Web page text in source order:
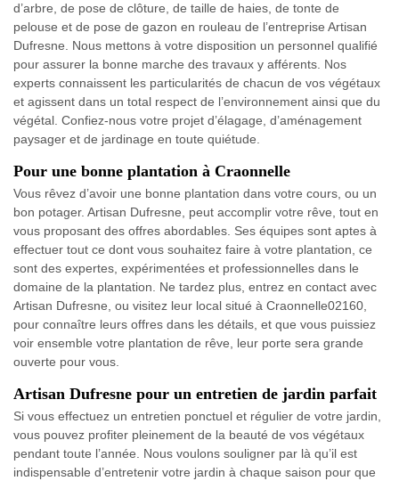
d’arbre, de pose de clôture, de taille de haies, de tonte de
pelouse et de pose de gazon en rouleau de l’entreprise Artisan
Dufresne. Nous mettons à votre disposition un personnel qualifié
pour assurer la bonne marche des travaux y afférents. Nos
experts connaissent les particularités de chacun de vos végétaux
et agissent dans un total respect de l’environnement ainsi que du
végétal. Confiez-nous votre projet d’élagage, d’aménagement
paysager et de jardinage en toute quiétude.
Pour une bonne plantation à Craonnelle
Vous rêvez d’avoir une bonne plantation dans votre cours, ou un
bon potager. Artisan Dufresne, peut accomplir votre rêve, tout en
vous proposant des offres abordables. Ses équipes sont aptes à
effectuer tout ce dont vous souhaitez faire à votre plantation, ce
sont des expertes, expérimentées et professionnelles dans le
domaine de la plantation. Ne tardez plus, entrez en contact avec
Artisan Dufresne, ou visitez leur local situé à Craonnelle02160,
pour connaître leurs offres dans les détails, et que vous puissiez
voir ensemble votre plantation de rêve, leur porte sera grande
ouverte pour vous.
Artisan Dufresne pour un entretien de jardin parfait
Si vous effectuez un entretien ponctuel et régulier de votre jardin,
vous pouvez profiter pleinement de la beauté de vos végétaux
pendant toute l’année. Nous voulons souligner par là qu’il est
indispensable d’entretenir votre jardin à chaque saison pour que